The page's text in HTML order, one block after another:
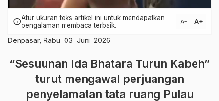
infoAtur ukuran teks artikel ini untuk mendapatkan
pengalaman membaca terbaik.
text_decrease text_increase
Denpasar, Rabu 03 Juni 2026
“Sesuunan Ida Bhatara Turun Kabeh”
turut mengawal perjuangan
penyelamatan tata ruang Pulau